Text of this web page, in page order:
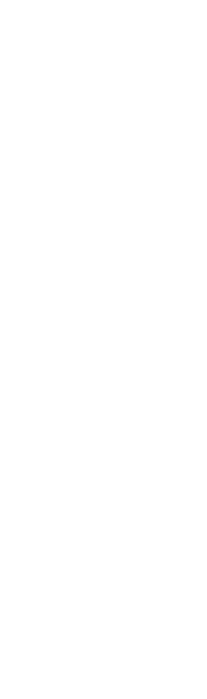
Rabbim! Bana
İbrahim: "Eski
taptıklarınızı
düşmanımdır.
yaratan da, doğru
yediren de, içiren
şifa verir. Beni
Ahiret gününde
umduğum O'dur.
sizin nelere
onlar benim
Rabbidir. Beni
O'dur. Beni yediren
olduğumda bana O
da diriltecek O'dur.
bana
hikmet ver ve beni
atalarınızın ve sizin
musunuz? Doğrusu
Dostum ancak
doğru yola eriştiren
de O'dur. Hasta
öldürecek, sonra da
yanılmalarımı bana